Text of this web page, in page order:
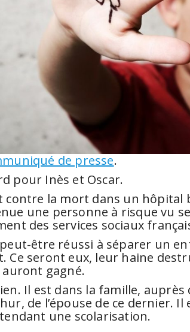
de presse.
pour Inès et Oscar.
contre la mort dans un hôpital
une personne à risque vu
des services sociaux
être réussi à séparer un
Ce seront eux, leur haine
gagné.
Il est dans la famille,
de l’épouse de ce dernier.
une scolarisation.